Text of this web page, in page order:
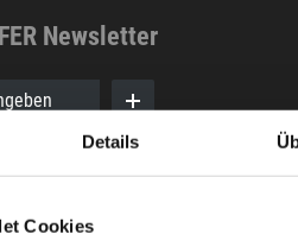
Details
Cookies
Newsletter